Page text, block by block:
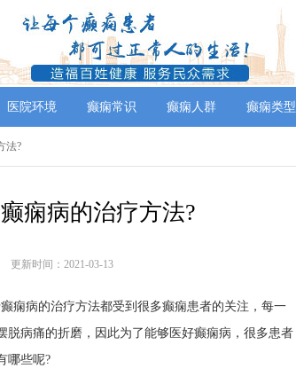
医院环境 癫痫常识 癫痫人群 癫痫类型
法?
痫病的治疗方法?
更新时间：2021-03-13
病的治疗方法都受到很多癫痫患者的关注，每一
病痛的折磨，因此为了能够医好癫痫病，很多患者
哪些呢?